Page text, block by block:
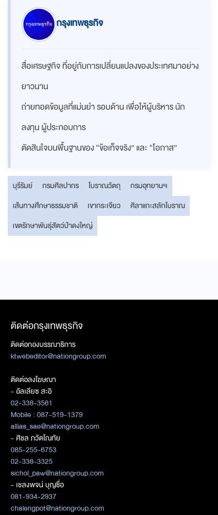
กรุงเทพธุรกิจ
สื่อเศรษฐกิจ ที่อยู่กับการเปลี่ยนแปลงของประเทศมาอย่าง
ยาวนาน
ถ่ายทอดข้อมูลที่แม่นยำ รอบด้าน เพื่อให้ผู้บริหาร นัก
ลงทุน ผู้ประกอบการ
ตัดสินใจบนพื้นฐานของ “ข้อเท็จจริง” และ “โอกาส”
บุรีรัมย์ กรมศิลปากร โบราณวัตถุ
กรมอุทยานฯ
เส้นทางศึกษาธรรมชาติ
เขากระเจียว
ศิลาแกะสลักโบราณ
เขตรักษาพันธุ์สัตว์ป่าดงใหญ่
ติดต่อกรุงเทพธุรกิจ
ติดต่อกองบรรณาธิการ
ktwebeditor@nationgroup.com
ติดต่อลงโฆษณา
- อัลเลียซ สะอิ
02-338-3561
Mobile : 087-519-1379
allias_sae@nationgroup.com
- ศิชล ภวัตโณทัย
085-255-6753
02-338-3325
sichol_paw@nationgroup.com
- เชลงพจน์ บุญซื่อ
081-934-2937
chalengpot@nationgroup.com